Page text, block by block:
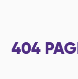
404